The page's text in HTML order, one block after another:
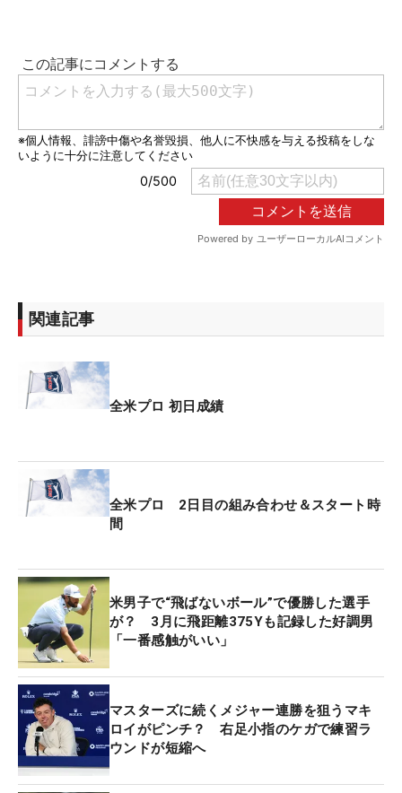
関連記事
全米プロ 初日成績
全米プロ 2日目の組み合わせ＆スタート時
間
米男子で“飛ばないボール”で優勝した選手
が？ 3月に飛距離375Yも記録した好調男
「一番感触がいい」
マスターズに続くメジャー連勝を狙うマキ
ロイがピンチ？ 右足小指のケガで練習ラ
ウンドが短縮へ